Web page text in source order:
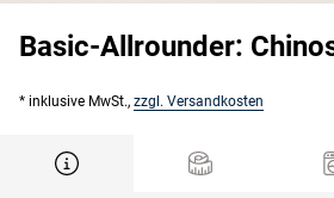
Basic-Allrounder:
* inklusive MwSt., zzgl. Versandkosten